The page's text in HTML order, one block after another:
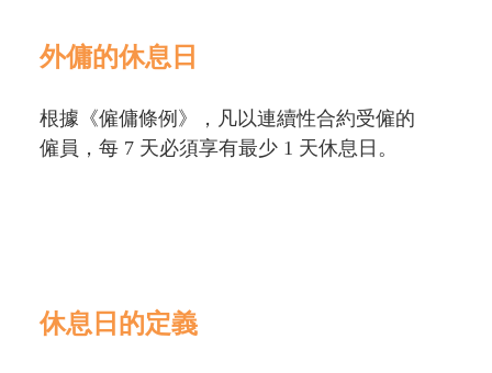
外傭的休息日
根據《僱傭條例》，凡以連續性合約受僱的
僱員，每 7 天必須享有最少 1 天休息日。
休息日的定義